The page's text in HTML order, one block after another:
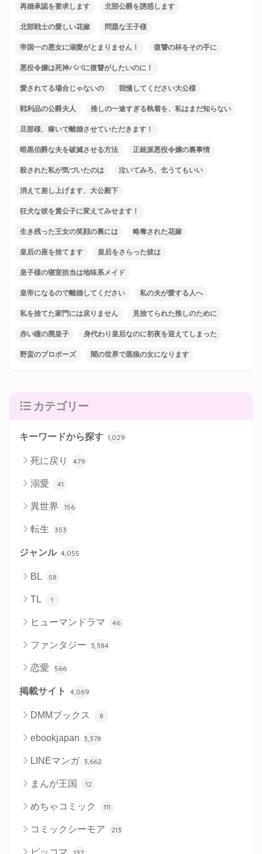
再婚承認を要求します 北部公爵を誘惑します
北部戦士の愛しい花嫁 問題な王子様
帝国一の悪女に溺愛がとまりません！ 復讐の杯をその手に
悪役令嬢は死神パパに復讐がしたいのに！
愛されてる場合じゃないの 我慢してください大公様
戦利品の公爵夫人 推しの一途すぎる執着を、私はまだ知らない
旦那様、稼いで離婚させていただきます！
暗黒伯爵な夫を破滅させる方法 正統派悪役令嬢の裏事情
殺された私が気づいたのは 泣いてみろ、乞うてもいい
消えて差し上げます、大公殿下
狂犬な彼を貴公子に変えてみせます！
生き残った王女の笑顔の裏には 略奪された花嫁
皇后の座を捨てます 皇后をさらった彼は
皇子様の寝室担当は地味系メイド
皇帝になるので離婚してください 私の夫が愛する人へ
私を捨てた家門には戻りません 見捨てられた推しのために
赤い瞳の廃皇子 身代わり皇后なのに初夜を迎えてしまった
野蛮のプロポーズ 闇の世界で黒狼の女になります
カテゴリー
キーワードから探す 1,029
死に戻り 479
溺愛 41
異世界 156
転生 353
ジャンル 4,055
BL 58
TL 1
ヒューマンドラマ 46
ファンタジー 3,384
恋愛 566
掲載サイト 4,069
DMMブックス 8
ebookjapan 3,378
LINEマンガ 3,662
まんが王国 12
めちゃコミック 111
コミックシーモア 213
ピッコマ